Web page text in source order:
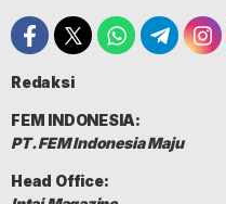
Redaksi
FEM INDONESIA:
PT. FEM Indonesia Maju
Head Office: